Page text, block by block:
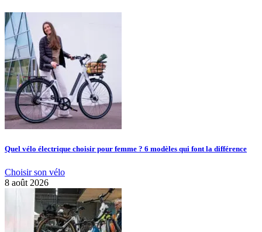
Quel vélo électrique choisir pour femme ? 6 modèles qui font la différence
Choisir son vélo
8 août 2026